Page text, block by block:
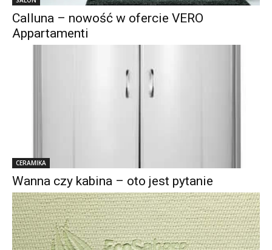
Calluna – nowość w ofercie VERO
Appartamenti
CERAMIKA
Wanna czy kabina – oto jest pytanie